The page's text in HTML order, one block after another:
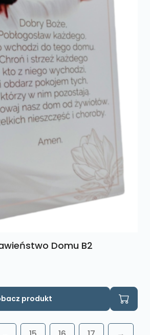
Domu B2
produkt